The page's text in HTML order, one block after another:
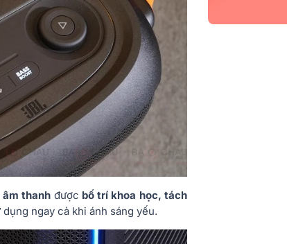
âm thanh được bố trí khoa học, tách
ngay cả khi ánh sáng yếu.